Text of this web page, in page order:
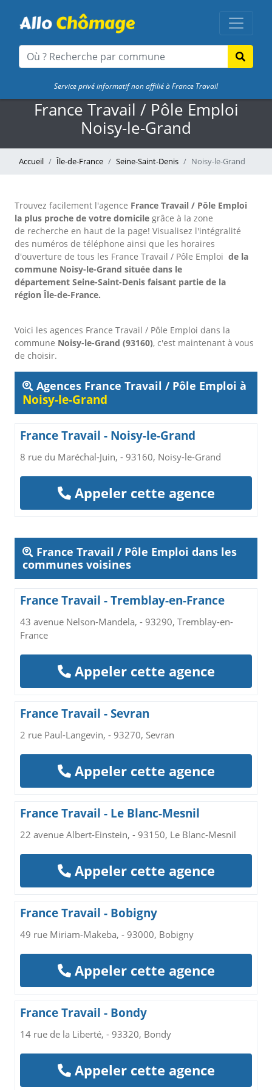
Service privé informatif non affilié à France Travail
France Travail / Pôle Emploi
Noisy-le-Grand
Accueil Île-de-France Seine-Saint-Denis Noisy-le-Grand
Trouvez facilement l'agence France Travail / Pôle Emploi
la plus proche de votre domicile grâce à la zone
de recherche en haut de la page! Visualisez l'intégralité
des numéros de téléphone ainsi que les horaires
d'ouverture de tous les France Travail / Pôle Emploi de la
commune Noisy-le-Grand située dans le
département Seine-Saint-Denis faisant partie de la
région Île-de-France.
Voici les agences France Travail / Pôle Emploi dans la
commune Noisy-le-Grand (93160), c'est maintenant à vous
de choisir.
Agences France Travail / Pôle Emploi à
Noisy-le-Grand
France Travail - Noisy-le-Grand
8 rue du Maréchal-Juin, - 93160, Noisy-le-Grand
Appeler cette agence
France Travail / Pôle Emploi dans les
communes voisines
France Travail - Tremblay-en-France
43 avenue Nelson-Mandela, - 93290, Tremblay-en-
France
Appeler cette agence
France Travail - Sevran
2 rue Paul-Langevin, - 93270, Sevran
Appeler cette agence
France Travail - Le Blanc-Mesnil
22 avenue Albert-Einstein, - 93150, Le Blanc-Mesnil
Appeler cette agence
France Travail - Bobigny
49 rue Miriam-Makeba, - 93000, Bobigny
Appeler cette agence
France Travail - Bondy
14 rue de la Liberté, - 93320, Bondy
Appeler cette agence